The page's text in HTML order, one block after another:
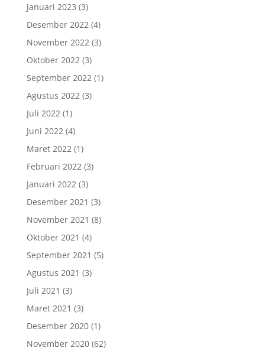
Januari 2023 (3)
Desember 2022(4)
November 2022(3)
Oktober 2022(3)
September 2022(1)
Agustus 2022(3)
Juli 2022(1)
Juni 2022(4)
Maret 2022(1)
Februari 2022(3)
Januari 2022(3)
Desember 2021 (3)
November 2021 (8)
Oktober 2021 (4)
September 2021 (5)
Agustus 2021 (3)
Juli 2021 (3)
Maret 2021 (3)
Desember 2020(1)
November 2020(62)